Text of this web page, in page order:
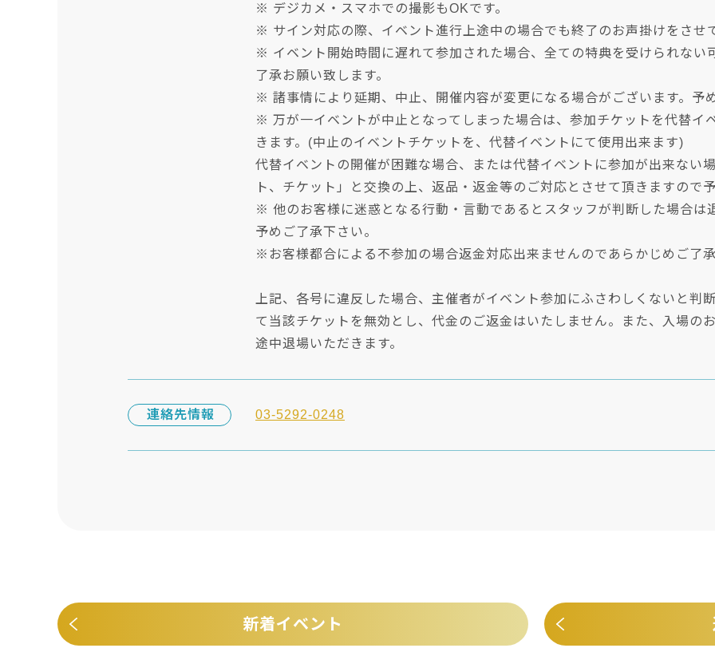
※ デジカメ・スマホでの撮影もOKです。
※ サイン対応の際、イベント進行上途中の場合でも終了のお声掛けをさせ
※ イベント開始時間に遅れて参加された場合、全ての特典を受けられない
了承お願い致します。
※ 諸事情により延期、中止、開催内容が変更になる場合がございます。予
※ 万が一イベントが中止となってしまった場合は、参加チケットを代替イ
きます。(中止のイベントチケットを、代替イベントにて使用出来ます)
代替イベントの開催が困難な場合、または代替イベントに参加が出来ない
ト、チケット」と交換の上、返品・返金等のご対応とさせて頂きますので
※ 他のお客様に迷惑となる行動・言動であるとスタッフが判断した場合は
予めご了承下さい。
※お客様都合による不参加の場合返金対応出来ませんのであらかじめご了
上記、各号に違反した場合、主催者がイベント参加にふさわしくないと判
て当該チケットを無効とし、代金のご返金はいたしません。また、入場の
途中退場いただきます。
連絡先情報 03-5292-0248
新着イベント